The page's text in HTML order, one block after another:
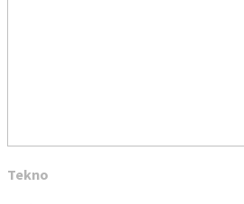
Tekno